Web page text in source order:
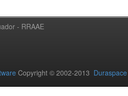
- RRAAE
Copyright © 2002-2013 Duraspace